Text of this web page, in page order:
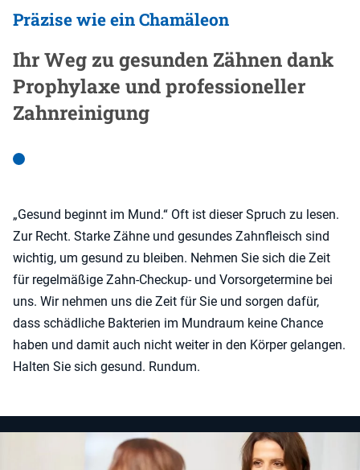
Präzise wie ein Chamäleon
Ihr Weg zu gesunden Zähnen dank
Prophylaxe und professioneller
Zahnreinigung
„Gesund beginnt im Mund.“ Oft ist dieser Spruch zu lesen.
Zur Recht. Starke Zähne und gesundes Zahnfleisch sind
wichtig, um gesund zu bleiben. Nehmen Sie sich die Zeit
für regelmäßige Zahn-Checkup- und Vorsorgetermine bei
uns. Wir nehmen uns die Zeit für Sie und sorgen dafür,
dass schädliche Bakterien im Mundraum keine Chance
haben und damit auch nicht weiter in den Körper gelangen.
Halten Sie sich gesund. Rundum.